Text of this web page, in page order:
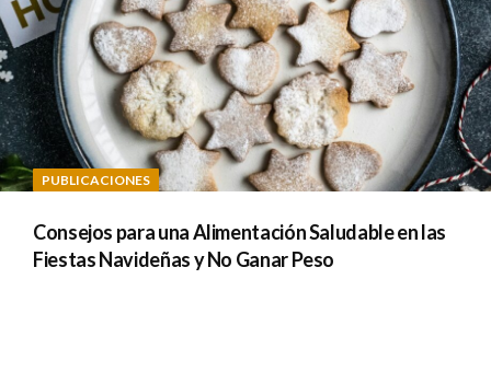
PUBLICACIONES
Consejos para una Alimentación Saludable en las
Fiestas Navideñas y No Ganar Peso